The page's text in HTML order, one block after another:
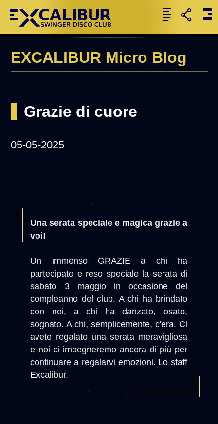
EXCALIBUR Micro Blog
Grazie di cuore
05-05-2025
Una serata speciale e magica grazie a
voi!
Un immenso GRAZIE a chi ha
partecipato e reso speciale la serata di
sabato 3 maggio in occasione del
compleanno del club. A chi ha brindato
con noi, a chi ha danzato, osato,
sognato. A chi, semplicemente, c'era. Ci
avete regalato una serata meravigliosa
e noi ci impegneremo ancora di più per
continuare a regalarvi emozioni. Lo staff
Excalibur.